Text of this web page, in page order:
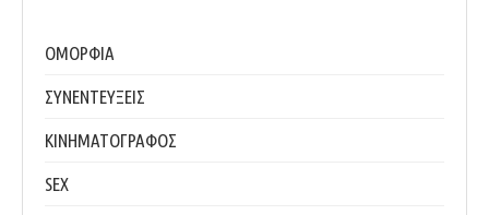
ΟΜΟΡΦΙΑ
ΣΥΝΕΝΤΕΥΞΕΙΣ
ΚΙΝΗΜΑΤΟΓΡΑΦΟΣ
SEX